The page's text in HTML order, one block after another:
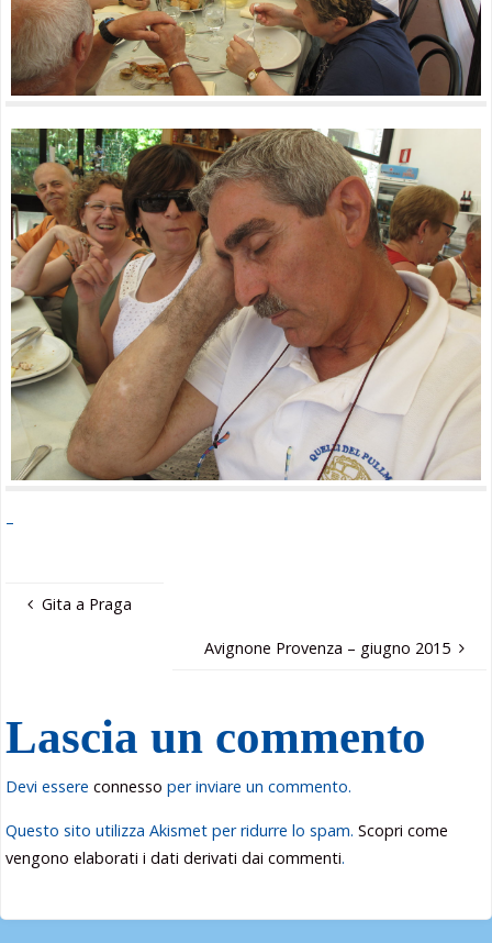
–
Gita a Praga
Avignone Provenza – giugno 2015
Lascia un commento
Devi essereconnesso per inviare un commento.
Questo sito utilizza Akismet per ridurre lo spam.Scopri come
vengono elaborati i dati derivati dai commenti.